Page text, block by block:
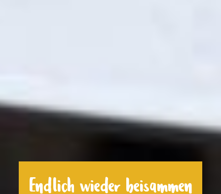
Endlich wieder beisammen